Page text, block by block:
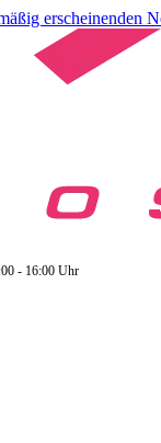
erscheinenden
- 16:00 Uhr